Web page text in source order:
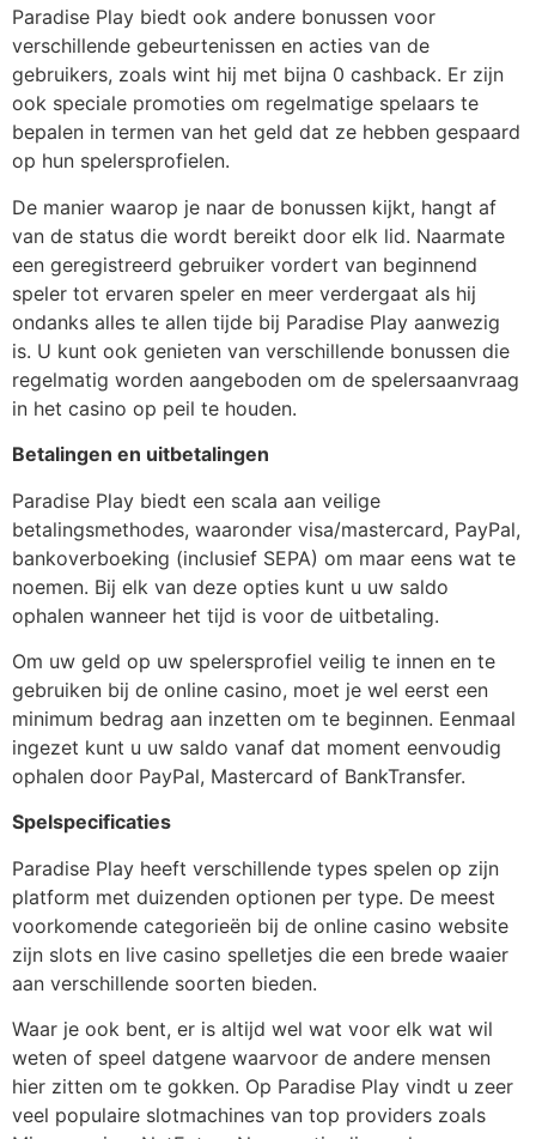
Paradise Play biedt ook andere bonussen voor
verschillende gebeurtenissen en acties van de
gebruikers, zoals wint hij met bijna 0 cashback. Er zijn
ook speciale promoties om regelmatige spelaars te
bepalen in termen van het geld dat ze hebben gespaard
op hun spelersprofielen.
De manier waarop je naar de bonussen kijkt, hangt af
van de status die wordt bereikt door elk lid. Naarmate
een geregistreerd gebruiker vordert van beginnend
speler tot ervaren speler en meer verdergaat als hij
ondanks alles te allen tijde bij Paradise Play aanwezig
is. U kunt ook genieten van verschillende bonussen die
regelmatig worden aangeboden om de spelersaanvraag
in het casino op peil te houden.
Betalingen en uitbetalingen
Paradise Play biedt een scala aan veilige
betalingsmethodes, waaronder visa/mastercard, PayPal,
bankoverboeking (inclusief SEPA) om maar eens wat te
noemen. Bij elk van deze opties kunt u uw saldo
ophalen wanneer het tijd is voor de uitbetaling.
Om uw geld op uw spelersprofiel veilig te innen en te
gebruiken bij de online casino, moet je wel eerst een
minimum bedrag aan inzetten om te beginnen. Eenmaal
ingezet kunt u uw saldo vanaf dat moment eenvoudig
ophalen door PayPal, Mastercard of BankTransfer.
Spelspecificaties
Paradise Play heeft verschillende types spelen op zijn
platform met duizenden optionen per type. De meest
voorkomende categorieën bij de online casino website
zijn slots en live casino spelletjes die een brede waaier
aan verschillende soorten bieden.
Waar je ook bent, er is altijd wel wat voor elk wat wil
weten of speel datgene waarvoor de andere mensen
hier zitten om te gokken. Op Paradise Play vindt u zeer
veel populaire slotmachines van top providers zoals